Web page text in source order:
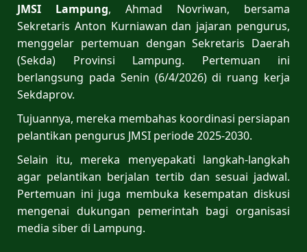
JMSI Lampung, Ahmad Novriwan, bersama
Sekretaris Anton Kurniawan dan jajaran pengurus,
menggelar pertemuan dengan Sekretaris Daerah
(Sekda) Provinsi Lampung. Pertemuan ini
berlangsung pada Senin (6/4/2026) di ruang kerja
Sekdaprov.
Tujuannya, mereka membahas koordinasi persiapan
pelantikan pengurus JMSI periode 2025-2030.
Selain itu, mereka menyepakati langkah-langkah
agar pelantikan berjalan tertib dan sesuai jadwal.
Pertemuan ini juga membuka kesempatan diskusi
mengenai dukungan pemerintah bagi organisasi
media siber di Lampung.